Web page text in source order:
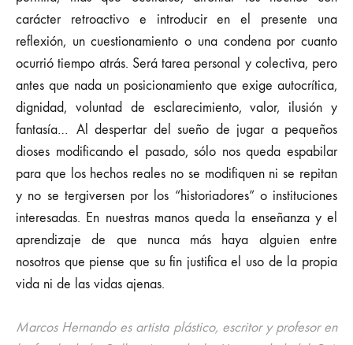
carácter retroactivo e introducir en el presente una
reflexión, un cuestionamiento o una condena por cuanto
ocurrió tiempo atrás. Será tarea personal y colectiva, pero
antes que nada un posicionamiento que exige autocrítica,
dignidad, voluntad de esclarecimiento, valor, ilusión y
fantasía… Al despertar del sueño de jugar a pequeños
dioses modificando el pasado, sólo nos queda espabilar
para que los hechos reales no se modifiquen ni se repitan
y no se tergiversen por los “historiadores” o instituciones
interesadas. En nuestras manos queda la enseñanza y el
aprendizaje de que nunca más haya alguien entre
nosotros que piense que su fin justifica el uso de la propia
vida ni de las vidas ajenas.
Marcos Hernando es artista plástico, escritor y profesor en